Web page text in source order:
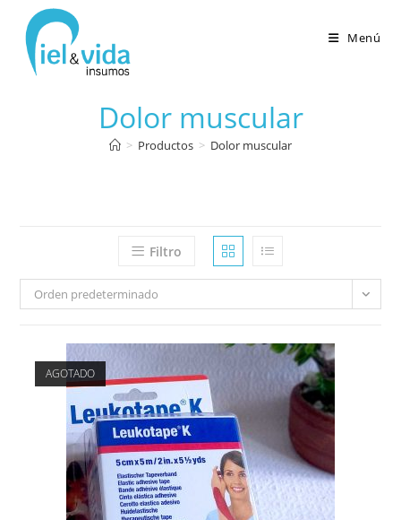
Menú
Dolor muscular
> Productos > Dolor muscular
Filtro
Orden predeterminado
AGOTADO